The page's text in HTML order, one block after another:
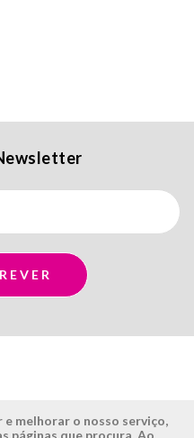
melhorar o nosso serviço,
páginas que procura. Ao